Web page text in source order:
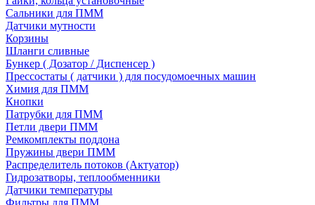
Сальники для ПММ
Датчики мутности
Корзины
Шланги сливные
Бункер ( Дозатор / Диспенсер )
Прессостаты ( датчики ) для посудомоечных машин
Химия для ПММ
Кнопки
Патрубки для ПММ
Петли двери ПММ
Ремкомплекты поддона
Пружины двери ПММ
Распределитель потоков (Актуатор)
Гидрозатворы, теплообменники
Датчики температуры
Фильтры для ПММ